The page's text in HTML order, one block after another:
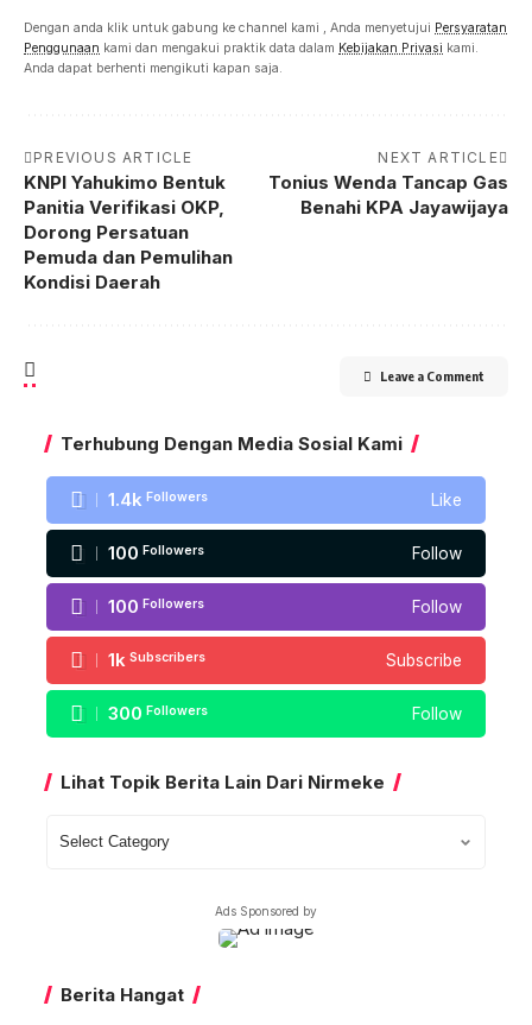
Dengan anda klik untuk gabung ke channel kami , Anda menyetujui Persyaratan
Penggunaan kami dan mengakui praktik data dalam Kebijakan Privasi kami.
Anda dapat berhenti mengikuti kapan saja.
PREVIOUS ARTICLE
KNPI Yahukimo Bentuk
Panitia Verifikasi OKP,
Dorong Persatuan
Pemuda dan Pemulihan
Kondisi Daerah
NEXT ARTICLE
Tonius Wenda Tancap Gas
Benahi KPA Jayawijaya
Leave a Comment
Terhubung Dengan Media Sosial Kami
1.4k Followers Like
100 Followers Follow
100 Followers Follow
1k Subscribers Subscribe
300 Followers Follow
Lihat Topik Berita Lain Dari Nirmeke
Ads Sponsored by
Berita Hangat